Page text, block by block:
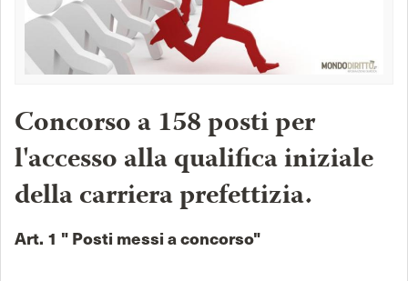
Concorso a 158 posti per
l'accesso alla qualifica iniziale
della carriera prefettizia.
Art. 1 " Posti messi a concorso"